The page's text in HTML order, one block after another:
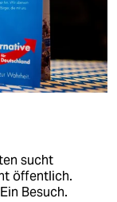
sucht
öffentlich.
Besuch.